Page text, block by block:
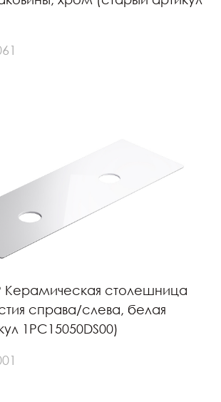
Керамическая столешница
справа/слева, белая
1PC15050DS00)